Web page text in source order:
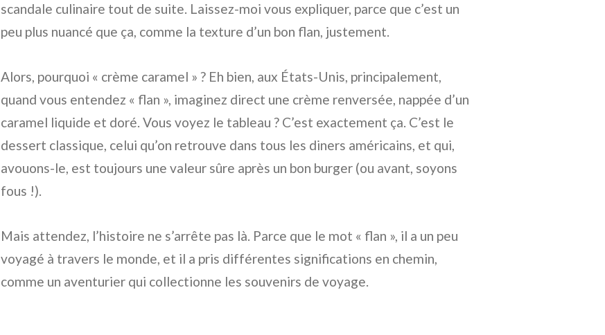
scandale culinaire tout de suite. Laissez-moi vous expliquer, parce que c’est un
peu plus nuancé que ça, comme la texture d’un bon flan, justement.
Alors, pourquoi « crème caramel » ? Eh bien, aux États-Unis, principalement,
quand vous entendez « flan », imaginez direct une crème renversée, nappée d’un
caramel liquide et doré. Vous voyez le tableau ? C’est exactement ça. C’est le
dessert classique, celui qu’on retrouve dans tous les diners américains, et qui,
avouons-le, est toujours une valeur sûre après un bon burger (ou avant, soyons
fous !).
Mais attendez, l’histoire ne s’arrête pas là. Parce que le mot « flan », il a un peu
voyagé à travers le monde, et il a pris différentes significations en chemin,
comme un aventurier qui collectionne les souvenirs de voyage.